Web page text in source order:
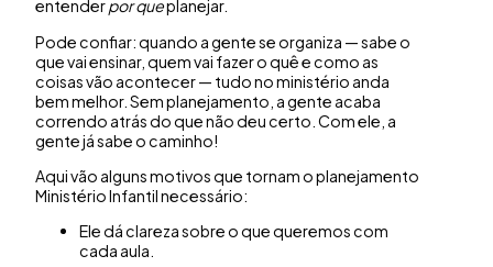
entenderpor queplanejar.
Pode confiar: quando a gente se organiza — sabe o
que vai ensinar, quem vai fazer o quê e como as
coisas vão acontecer — tudo no ministério anda
bem melhor. Sem planejamento, a gente acaba
correndo atrás do que não deu certo. Com ele, a
gente já sabe o caminho!
Aqui vão alguns motivos que tornam o planejamento
Ministério Infantil necessário:
Ele dá clareza sobre o que queremos com
cada aula.